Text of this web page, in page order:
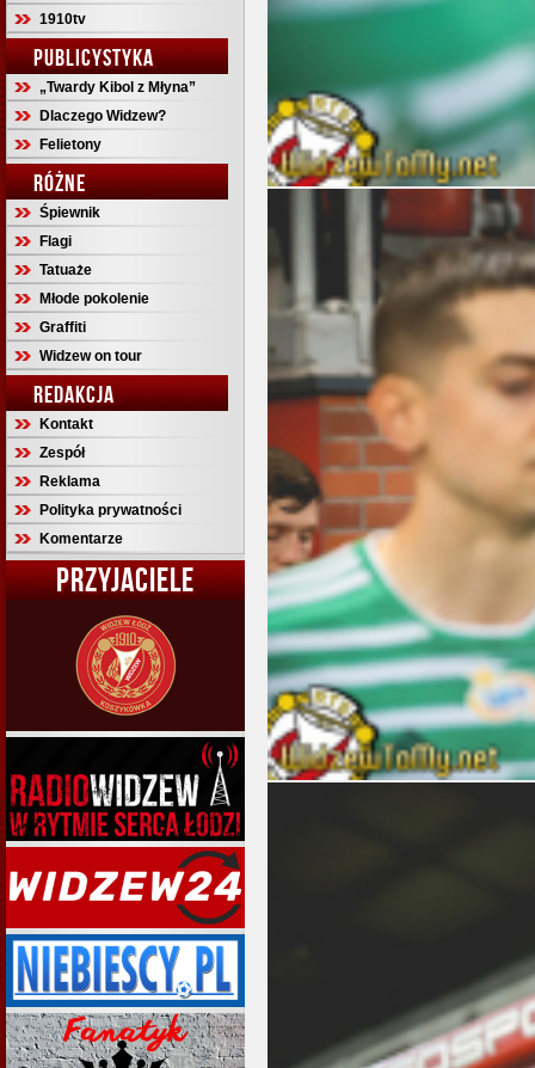
1910tv
PUBLICYSTYKA
„Twardy Kibol z Młyna”
Dlaczego Widzew?
Felietony
RÓŻNE
Śpiewnik
Flagi
Tatuaże
Młode pokolenie
Graffiti
Widzew on tour
REDAKCJA
Kontakt
Zespół
Reklama
Polityka prywatności
Komentarze
PRZYJACIELE